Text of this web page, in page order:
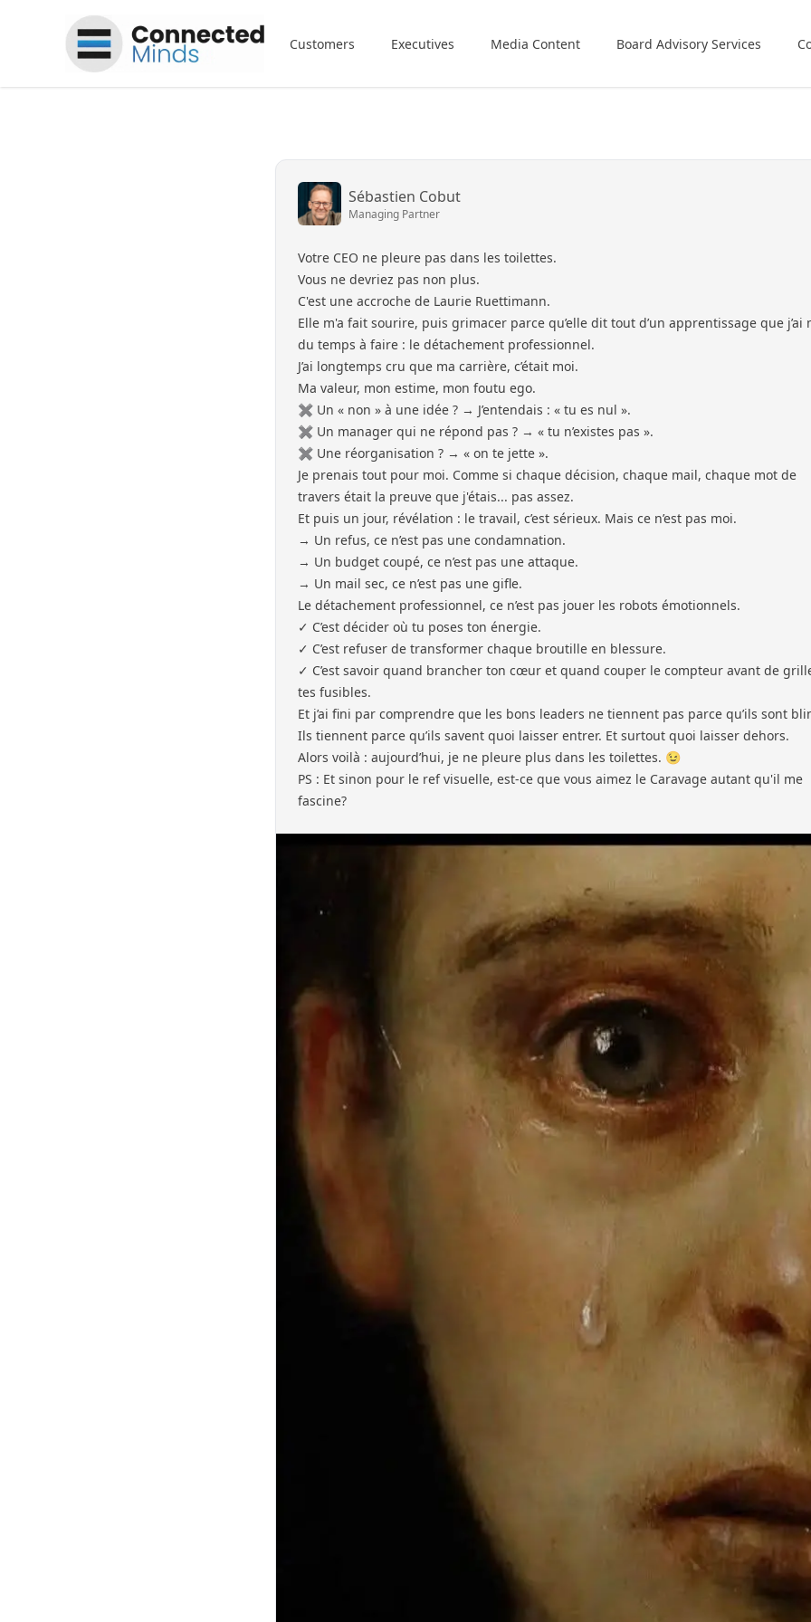
Connected Minds
Customers Executives Media Content Board Advisory Services
Sébastien Cobut
Managing Partner
Votre CEO ne pleure pas dans les toilettes.
Vous ne devriez pas non plus.
C'est une accroche de Laurie Ruettimann.
Elle m'a fait sourire, puis grimacer parce qu’elle dit tout d’un apprentissage que j’ai
du temps à faire : le détachement professionnel.
J’ai longtemps cru que ma carrière, c’était moi.
Ma valeur, mon estime, mon foutu ego.
✖︎ Un « non » à une idée ? → J’entendais : « tu es nul ».
✖︎ Un manager qui ne répond pas ? → « tu n’existes pas ».
✖︎ Une réorganisation ? → « on te jette ».
Je prenais tout pour moi. Comme si chaque décision, chaque mail, chaque mot de
travers était la preuve que j'étais... pas assez.
Et puis un jour, révélation : le travail, c’est sérieux. Mais ce n’est pas moi.
→ Un refus, ce n’est pas une condamnation.
→ Un budget coupé, ce n’est pas une attaque.
→ Un mail sec, ce n’est pas une gifle.
Le détachement professionnel, ce n’est pas jouer les robots émotionnels.
✓ C’est décider où tu poses ton énergie.
✓ C’est refuser de transformer chaque broutille en blessure.
✓ C’est savoir quand brancher ton cœur et quand couper le compteur avant de
tes fusibles.
Et j’ai fini par comprendre que les bons leaders ne tiennent pas parce qu’ils sont
Ils tiennent parce qu’ils savent quoi laisser entrer. Et surtout quoi laisser dehors.
Alors voilà : aujourd’hui, je ne pleure plus dans les toilettes. 😉
PS : Et sinon pour le ref visuelle, est-ce que vous aimez le Caravage autant qu'il me
fascine?